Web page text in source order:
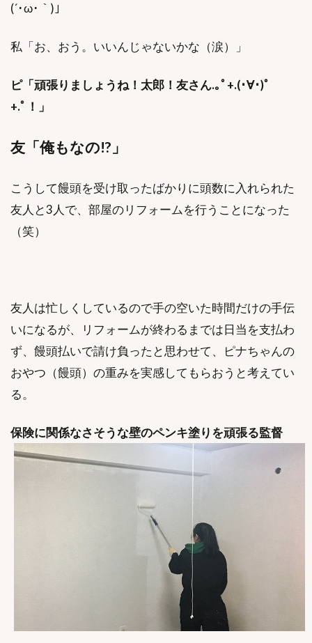
(´･ω･｀)」
私「お、おう。いいんじゃないかな（涙）」
ピ「頑張りましょうね！太郎！友さん.｡ﾟ+.(･∀･)ﾟ
+.ﾟ！」
友「俺もなの!?」
こうして饅頭を受け取ったばかりに頭数に入れられた
友人と3人で、部屋のリフォームを行うことになった
（笑）
友人は忙しくしているので手の空いた時間だけの手伝
いになるが、リフォームが終わるまでは日当を支払わ
ず、饅頭払いで請け負ったと思わせて、ピナちゃんの
おやつ（饅頭）の重みを実感してもらおうと考えてい
る。
保険に関係なさそうな壁のペンキ塗りを頑張る監督